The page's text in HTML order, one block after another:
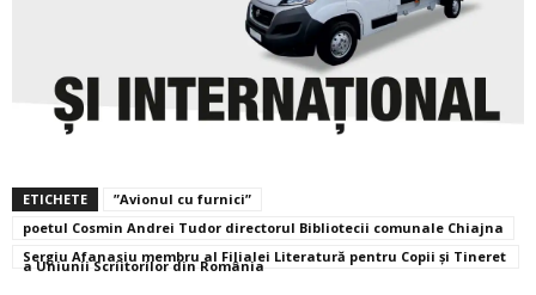
ETICHETE
”Avionul cu furnici”
poetul Cosmin Andrei Tudor directorul Bibliotecii comunale Chiajna
Sergiu Afanasiu membru al Filialei Literatură pentru Copii și Tineret
a Uniunii Scriitorilor din România